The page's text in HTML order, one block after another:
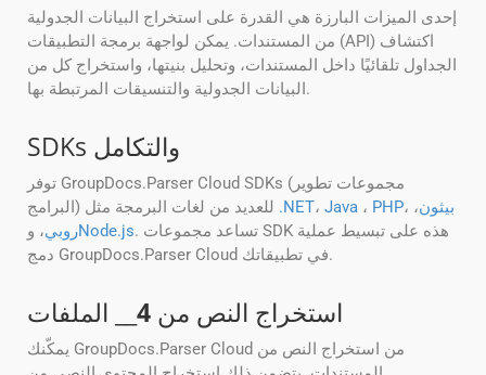
إحدى الميزات البارزة هي القدرة على استخراج البيانات الجدولية
من المستندات. يمكن لواجهة برمجة التطبيقات (API) اكتشاف
الجداول تلقائيًا داخل المستندات، وتحليل بنيتها، واستخراج كل من
البيانات الجدولية والتنسيقات المرتبطة بها.
SDKs والتكامل
توفر GroupDocs.Parser Cloud SDKs (مجموعات تطوير
.NET، Java ، PHP، بيثون،
روبي، و Node.js. تساعد مجموعات SDK هذه على تبسيط عملية
دمج GroupDocs.Parser Cloud في تطبيقاتك.
استخراج النص من 4 __ الملفات
يمكّنك GroupDocs.Parser Cloud من استخراج النص من